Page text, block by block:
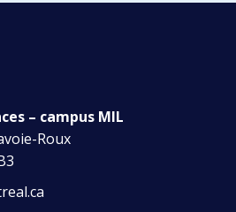
– campus MIL
Roux